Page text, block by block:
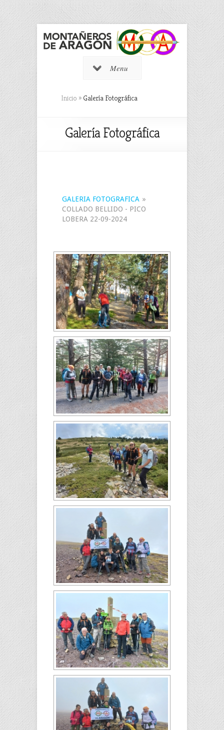
Menu
Inicio » Galería Fotográfica
Galería Fotográfica
GALERIA FOTOGRAFICA »
COLLADO BELLIDO - PICO
LOBERA 22-09-2024